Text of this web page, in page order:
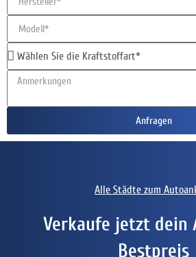
Anfragen
Alle Städte zum
Verkaufe jetzt dein
Bestpreis